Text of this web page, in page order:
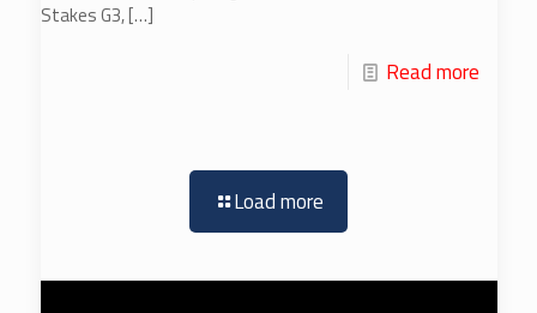
Stakes G3,[…]
Read more
Load more